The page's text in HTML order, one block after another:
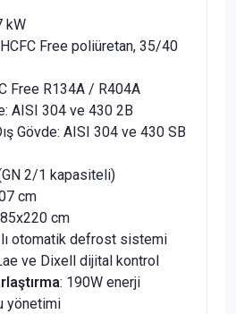
kW
Free poliüretan, 35/40
Free R134A / R404A
AISI 304 ve 430 2B
Gövde: AISI 304 ve 430 SB
2/1 kapasiteli)
cm
cm
otomatik defrost sistemi
ve Dixell dijital kontrol
: 190W enerji
yönetimi